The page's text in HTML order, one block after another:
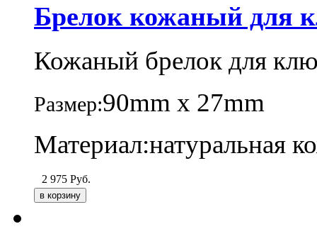
Брелок кожаный для
Кожаный брелок для
Размер:90mm х 27mm
Материал:натуральная
2 975 Руб.